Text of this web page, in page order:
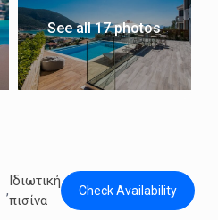
See all 17 photos
,
Ιδιωτική
πισίνα
Check Availability